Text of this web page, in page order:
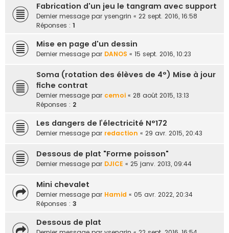
Fabrication d'un jeu le tangram avec support
Dernier message par ysengrin « 22 sept. 2016, 16:58
Réponses : 1
Mise en page d'un dessin
Dernier message par DANOS « 15 sept. 2016, 10:23
Soma (rotation des élèves de 4°) Mise à jour
fiche contrat
Dernier message par cemoi « 28 août 2015, 13:13
Réponses : 2
Les dangers de l’électricité N°172
Dernier message par redaction « 29 avr. 2015, 20:43
Dessous de plat "Forme poisson"
Dernier message par DJICE « 25 janv. 2013, 09:44
Mini chevalet
Dernier message par Hamid « 05 avr. 2022, 20:34
Réponses : 3
Dessous de plat